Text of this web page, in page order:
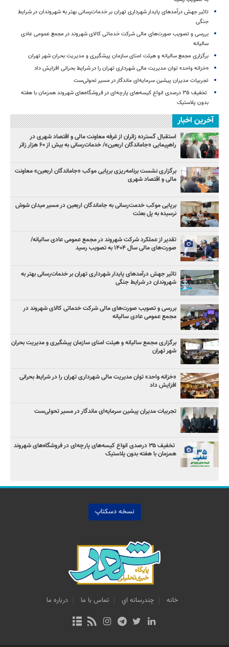
تاثیر جهش درآمدهای پایدار شهرداری تهران بر خدمات‌رسانی بهتر به شهروندان در شرایط
جنگی
بررسی و تصویب صورت‌های مالی شرکت خدماتی کالای شهروند در مجمع عمومی عادی
سالیانه
برگزاری مجمع سالیانه و هیئت امنای سازمان پیشگیری و مدیریت بحران شهر تهران
«خزانه واحد» توان مدیریت مالی شهرداری تهران را در شرایط بحرانی افزایش داد
تجربیات مدیران پیشین سرمایه‌ای ماندگار در مسیر تحولی‌ست
️ تخفیف ۳۵ درصدی انواع کیسه‌های پارچه‌ای در فروشگاه‌های شهروند همزمان با هفته
بدون پلاستیک
آخرین اخبار
استقبال گسترده زائران از غرفه معاونت مالی و اقتصاد شهری در
راهپیمایی «جاماندگان اربعین»/ خدمات‌رسانی به بیش از ۶۰ هزار زائر
برگزاری نشست برنامه‌ریزی برپایی موکب «جاماندگان اربعین» معاونت
مالی و اقتصاد شهری
برپایی موکب خدمت‌رسانی به جاماندگان اربعین در مسیر میدان شوش
نرسیده به پل بعثت
تقدیر از عملکرد شرکت شهروند در مجمع عمومی عادی سالیانه/
صورت‌های مالی سال ۱۴۰۴ به تصویب رسید
تاثیر جهش درآمدهای پایدار شهرداری تهران بر خدمات‌رسانی بهتر به
شهروندان در شرایط جنگی
بررسی و تصویب صورت‌های مالی شرکت خدماتی کالای شهروند در
مجمع عمومی عادی سالیانه
برگزاری مجمع سالیانه و هیئت امنای سازمان پیشگیری و مدیریت بحران
شهر تهران
«خزانه واحد» توان مدیریت مالی شهرداری تهران را در شرایط بحرانی
افزایش داد
تجربیات مدیران پیشین سرمایه‌ای ماندگار در مسیر تحولی‌ست
️ تخفیف ۳۵ درصدی انواع کیسه‌های پارچه‌ای در فروشگاه‌های شهروند
همزمان با هفته بدون پلاستیک
نسخه دسکتاپ
خانه چندرسانه اي تماس با ما درباره ما